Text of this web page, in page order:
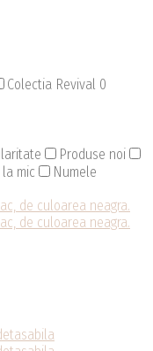
Colectia Revival 0
Produse noi
mic
Numele